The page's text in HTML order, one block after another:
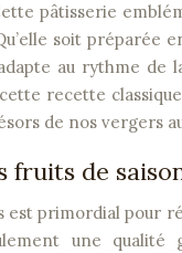
pâtisserie
soit préparée
au rythme de
recette
de nos vergers
fruits de
est primordial pour
une qualité